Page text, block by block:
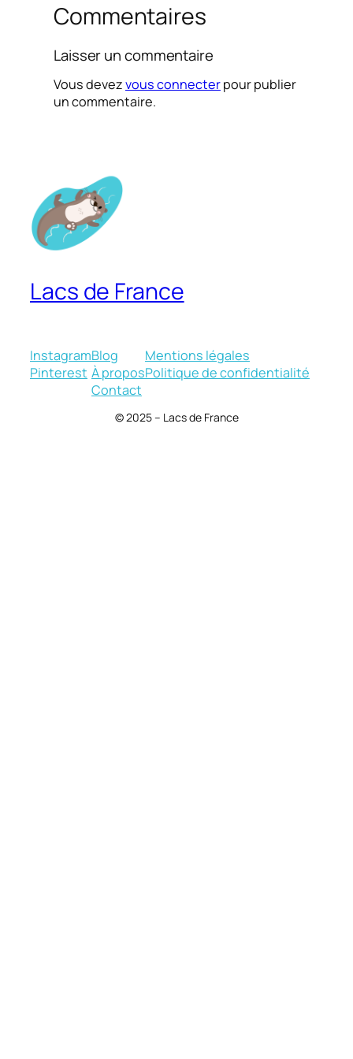
Commentaires
Laisser un commentaire
Vous devezvous connecterpour publier
un commentaire.
Lacs de France
Instagram
Pinterest
Blog
À propos
Contact
Mentions légales
Politique de confidentialité
© 2025 – Lacs de France